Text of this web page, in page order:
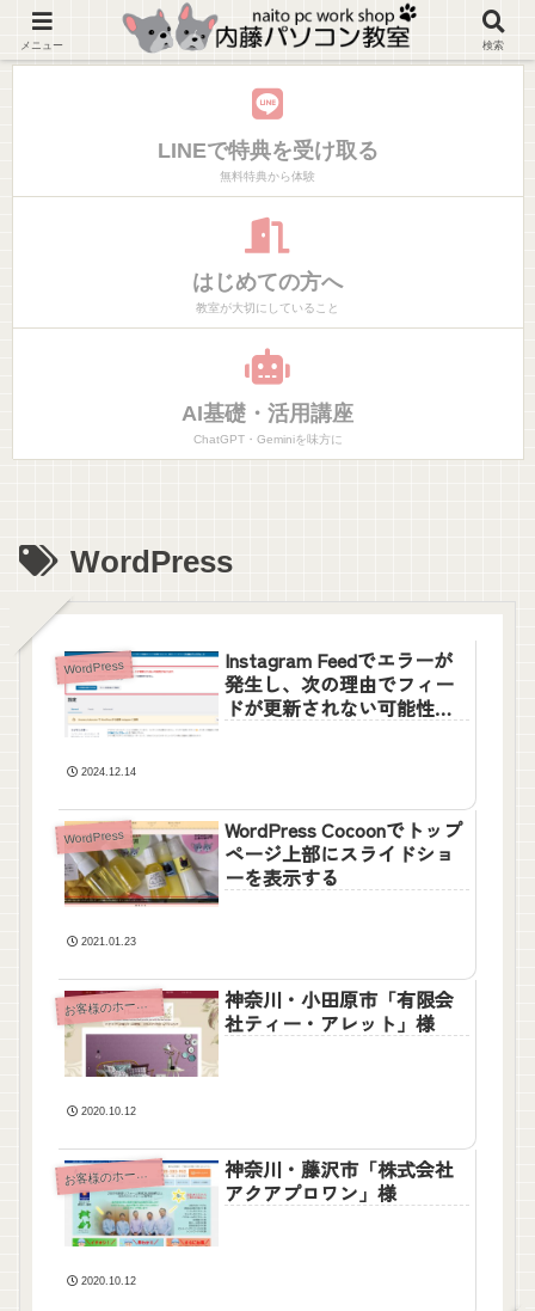
神奈川県大磯町マンツーマンでやりたいことだけ学べるパソコン教室
LINEで特典を受け取る
無料特典から体験
はじめての方へ
教室が大切にしていること
AI基礎・活用講座
ChatGPT・Geminiを味方に
WordPress
WordPress
Instagram Feedでエラーが
発生し、次の理由でフィー
ドが更新されない可能性が
2024.12.14
WordPress
WordPress Cocoonでトップ
ページ上部にスライドショ
ーを表示する
2021.01.23
お客様のホームページ
神奈川・小田原市「有限会
社ティー・アレット」様
2020.10.12
お客様のホームページ
神奈川・藤沢市「株式会社
アクアプロワン」様
2020.10.12
メニュー 検索